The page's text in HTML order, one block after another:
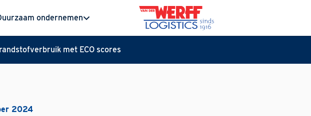
ondernemen
met ECO scores
2024